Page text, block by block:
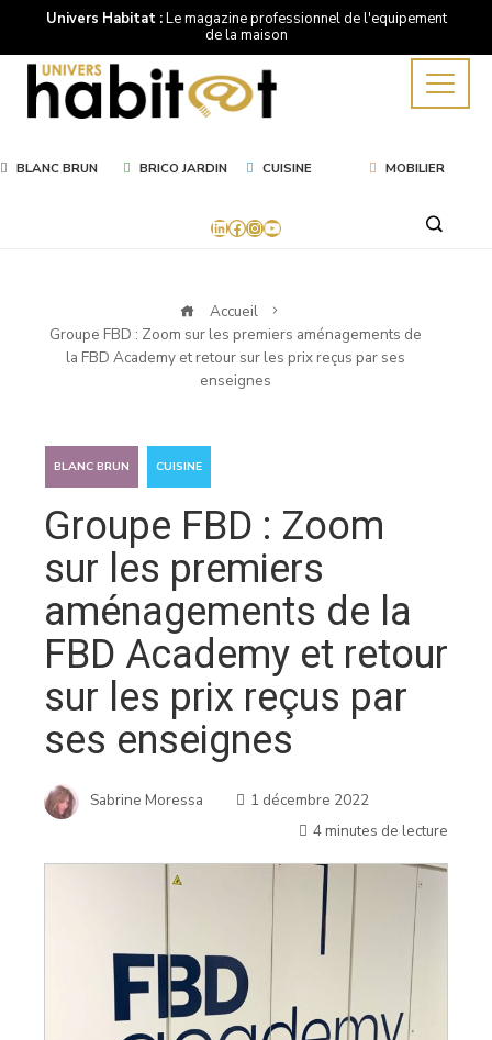
Univers Habitat :Le magazine professionnel de l'equipement
de la maison
BLANC BRUN BRICO JARDIN CUISINE MOBILIER
LinkedIn
Facebook
Instagram
YouTube
Accueil
Groupe FBD : Zoom sur les premiers aménagements de
la FBD Academy et retour sur les prix reçus par ses
enseignes
BLANC BRUN CUISINE
Groupe FBD : Zoom
sur les premiers
aménagements de la
FBD Academy et retour
sur les prix reçus par
ses enseignes
Sabrine Moressa
1 décembre 2022
4 minutes de lecture